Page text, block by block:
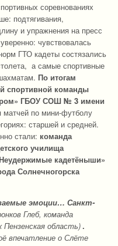
соревнованиях
подтягивания,
и упражнения на пресс
чувствовалась
ГТО кадеты состязались
а самые спортивные
По итогам
спортивной команды
ГБОУ СОШ № 3 имени
матчей по мини-футболу
старшей и средней.
стали: команда
училища
кадетёныши»
Солнечногорска
эмоции… Санкт-
Глеб, команда
Пензенская область).
впечатление о Слёте